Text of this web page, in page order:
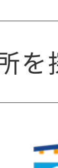
を